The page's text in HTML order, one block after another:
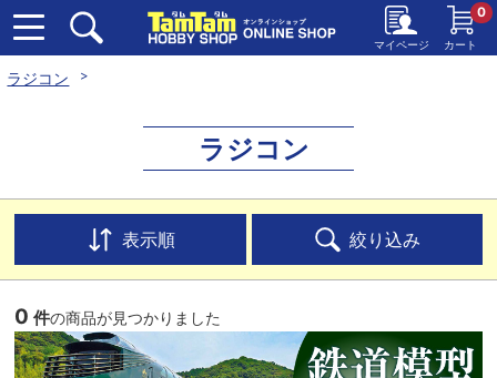
マイページ カート
0
ラジコン
ラジコン
表示順 絞り込み
0 件の商品が見つかりました